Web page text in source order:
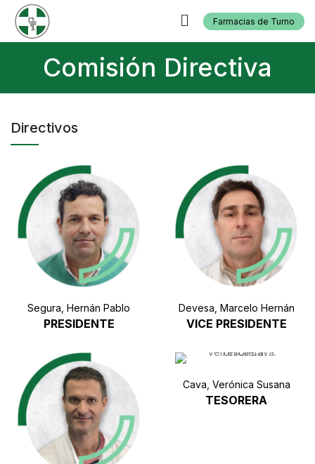
Farmacias de Turno
Comisión Directiva
Directivos
Segura, Hernán Pablo
PRESIDENTE
Devesa, Marcelo Hernán
VICE PRESIDENTE
Cava, Verónica Susana
TESORERA